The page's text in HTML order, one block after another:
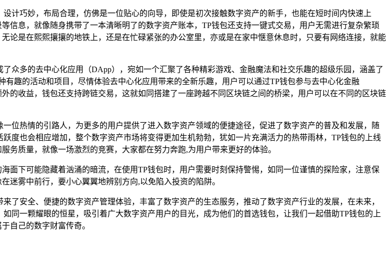
计巧妙，布局合理，仿佛是一位贴心的向导，即使是初次接触数字资产的新手，也能在短时间内快速上
信息，就像随身携带了一本清晰明了的数字资产账本，TP钱包还支持一键式交易，用户无需进行复杂繁琐
论是在熙熙攘攘的地铁上，还是在忙碌紧张的办公室里，亦或是在家中惬意休息时，只要有网络连接，就能
众多的去中心化应用（DApp），宛如一个汇聚了各种精彩游戏、金融魔法和社交乐趣的超级乐园，涵盖了
趣的活动和项目，尽情体验去中心化应用带来的全新乐趣，用户可以通过TP钱包参与去中心化金融
的收益，钱包还支持跨链交易，这就如同搭建了一座跨越不同区块链之间的桥梁，用户可以在不同的区块链
位热情的引路人，为更多的用户提供了进入数字资产领域的便捷途径，促进了数字资产的普及和发展，随
度也会相应增加，整个数字资产市场将变得更加生机勃勃，犹如一片充满活力的热带雨林，TP钱包的上线
质量，就像一场激烈的竞赛，大家都在努力奔跑,为用户带来更好的体验。
面下可能隐藏着汹涌的暗流，在使用TP钱包时，用户需要时刻保持警惕，如同一位谨慎的探险家，注意保
迷雾中前行，要小心翼翼地辨别方向,以免陷入投资的陷阱。
了安全、便捷的数字资产管理体验，丰富了数字资产的生态服务，推动了数字资产行业的发展，在未来，
同一颗耀眼的恒星，吸引着广大数字资产用户的目光，成为他们的首选钱包，让我们一起借助TP钱包的上
自己的数字财富传奇。